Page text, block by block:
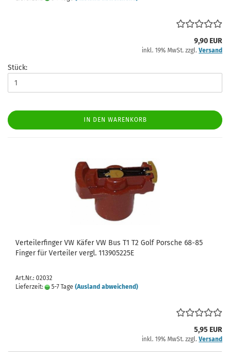
9,90 EUR
inkl. 19% MwSt. zzgl. Versand
Stück:
IN DEN WARENKORB
Verteilerfinger VW Käfer VW Bus T1 T2 Golf Porsche 68-85
Finger für Verteiler vergl. 113905225E
Art.Nr.: 02032
Lieferzeit:
5-7 Tage (Ausland abweichend)
5,95 EUR
inkl. 19% MwSt. zzgl. Versand